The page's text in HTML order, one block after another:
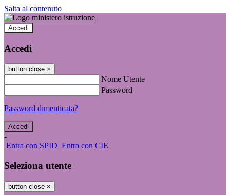
Salta al contenuto
Accedi
Accedi
button close ×
Nome Utente
Password
Password dimenticata?
-
Entra con SPID Entra con CIE
Seleziona utente
button close ×